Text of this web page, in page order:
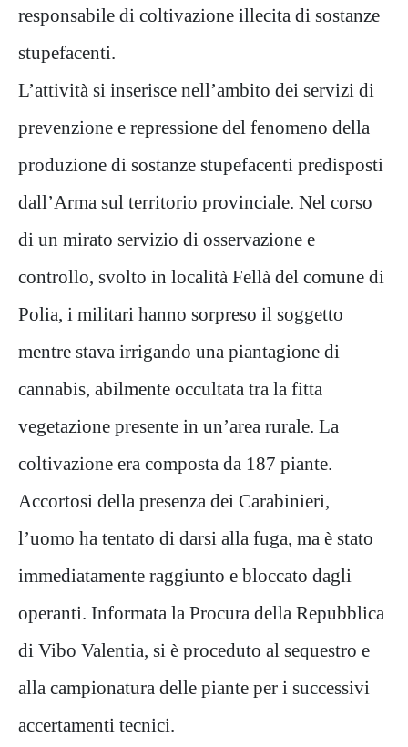
responsabile di coltivazione illecita di sostanze
stupefacenti.
L’attività si inserisce nell’ambito dei servizi di
prevenzione e repressione del fenomeno della
produzione di sostanze stupefacenti predisposti
dall’Arma sul territorio provinciale. Nel corso
di un mirato servizio di osservazione e
controllo, svolto in località Fellà del comune di
Polia, i militari hanno sorpreso il soggetto
mentre stava irrigando una piantagione di
cannabis, abilmente occultata tra la fitta
vegetazione presente in un’area rurale. La
coltivazione era composta da 187 piante.
Accortosi della presenza dei Carabinieri,
l’uomo ha tentato di darsi alla fuga, ma è stato
immediatamente raggiunto e bloccato dagli
operanti. Informata la Procura della Repubblica
di Vibo Valentia, si è proceduto al sequestro e
alla campionatura delle piante per i successivi
accertamenti tecnici.